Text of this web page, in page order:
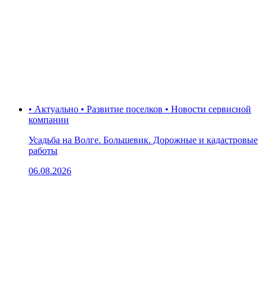
• Актуально • Развитие поселков • Новости сервисной
компании
Усадьба на Волге. Большевик. Дорожные и кадастровые
работы
06.08.2026